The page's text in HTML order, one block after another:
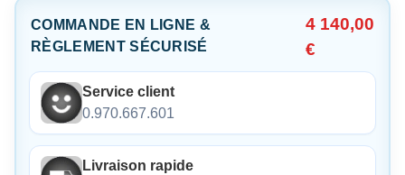
COMMANDE EN LIGNE &
RÈGLEMENT SÉCURISÉ
4 140,00
€
Service client
0.970.667.601
Livraison rapide